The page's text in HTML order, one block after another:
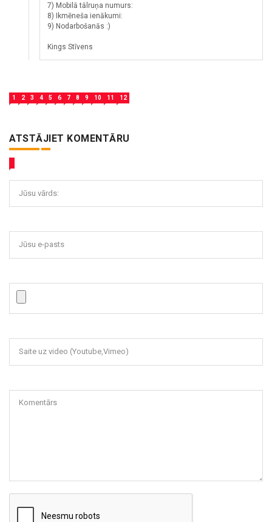
7) Mobilā tālruņa numurs:
8) Ikmēneša ienākumi:
9) Nodarbošanās :)
Kings Stīvens
1 2 3 4 5 6 7 8 9 10 11 12
ATSTĀJIET KOMENTĀRU
Jūsu vārds:
Jūsu e-pasts
Saite uz video (Youtube,Vimeo)
Komentārs